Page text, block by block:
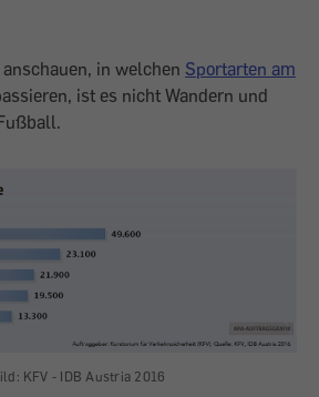
in welchen Sportarten am
ist es nicht Wandern und
KFV - IDB Austria 2016